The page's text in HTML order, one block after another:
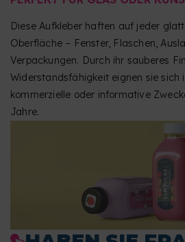
Diese Aufkleber haften auf jeder
Oberfläche – Fenster, Flaschen,
Verpackungen. Durch ihr sauberes
Widerstandsfähigkeit eignen sie sich
kommerzielle oder informative
Jahre.